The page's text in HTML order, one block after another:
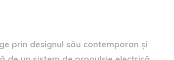
prin designul său contemporan și